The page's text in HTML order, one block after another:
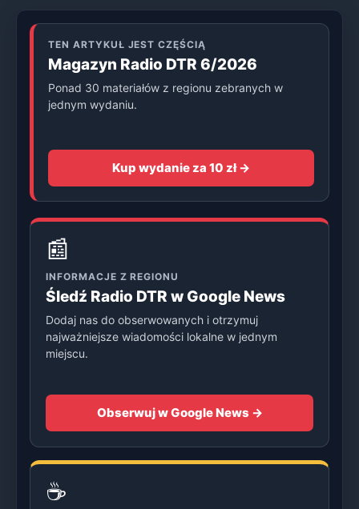
TEN ARTYKUŁ JEST CZĘŚCIĄ
Magazyn Radio DTR 6/2026
Ponad 30 materiałów z regionu zebranych w
jednym wydaniu.
Kup wydanie za 10 zł →
📰
INFORMACJE Z REGIONU
Śledź Radio DTR w Google News
Dodaj nas do obserwowanych i otrzymuj
najważniejsze wiadomości lokalne w jednym
miejscu.
Obserwuj w Google News →
☕